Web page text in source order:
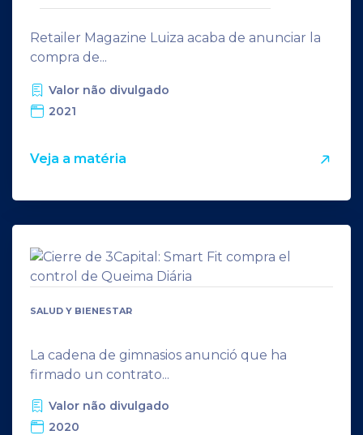
Retailer Magazine Luiza acaba de anunciar la
compra de...
Valor não divulgado
2021
Veja a matéria
SALUD Y BIENESTAR
La cadena de gimnasios anunció que ha
firmado un contrato...
Valor não divulgado
2020